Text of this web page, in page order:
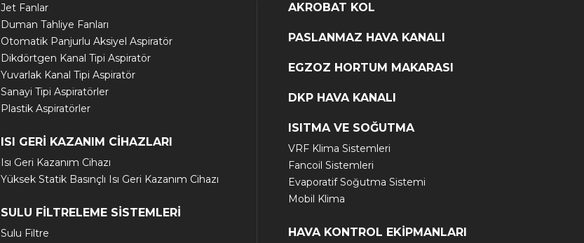
Jet Fanlar
Duman Tahliye Fanları
Otomatik Panjurlu Aksiyel Aspiratör
Dikdörtgen Kanal Tipi Aspiratör
Yuvarlak Kanal Tipi Aspiratör
Sanayi Tipi Aspiratörler
Plastik Aspiratörler
ISI GERİ KAZANIM CİHAZLARI
Isı Geri Kazanım Cihazı
Yüksek Statik Basınçlı Isı Geri Kazanım Cihazı
SULU FİLTRELEME SİSTEMLERİ
Sulu Filtre
AKROBAT KOL
PASLANMAZ HAVA KANALI
EGZOZ HORTUM MAKARASI
DKP HAVA KANALI
ISITMA VE SOĞUTMA
VRF Klima Sistemleri
Fancoil Sistemleri
Evaporatif Soğutma Sistemi
Mobil Klima
HAVA KONTROL EKİPMANLARI